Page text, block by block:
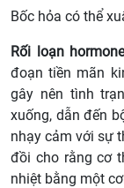
Bốc hỏa có thể
Rối loạn
đoạn tiền mãn
gây nên tình
xuống, dẫn đến
nhạy cảm với sự
đồi cho rằng cơ
nhiệt bằng một